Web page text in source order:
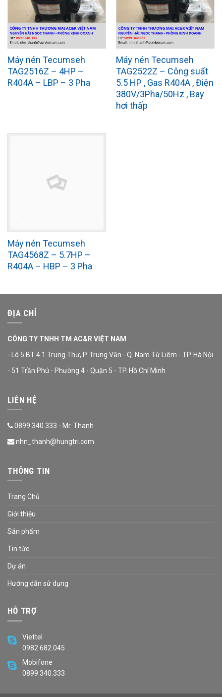
Máy nén Tecumseh
TAG2516Z – 4HP –
R404A – LBP – 3 Pha
Máy nén Tecumseh
TAG2522Z – Công suất
5.5 HP , Gas R404A , Điện
380V/3Pha/50Hz , Bay
hơi thấp
Máy nén Tecumseh
TAG4568Z – 5.7HP –
R404A – HBP – 3 Pha
ĐỊA CHỈ
CÔNG TY TNHH TM AC&R VIỆT NAM
- Lô 5 BT 4.1 Trung Thư, P. Trung Văn - Q. Nam Từ Liêm - TP. Hà Nội
- 51 Trần Phú - Phường 4 - Quận 5 - TP. Hồ Chí Minh
LIÊN HỆ
0899.340.333 - Mr. Thanh
nhn_thanh@hungtri.com
THÔNG TIN
Trang Chủ
Giới thiệu
Sản phẩm
Tin tức
Dự án
Hướng dẫn sử dụng
HỖ TRỢ
Viettel
0982.682.045
Mobifone
0899.340.333